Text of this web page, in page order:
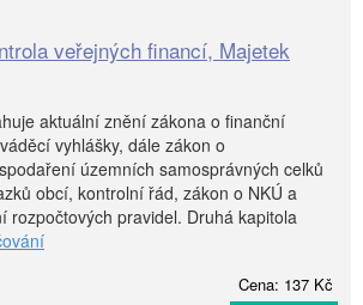
veřejných financí, Majetek
aktuální znění zákona o finanční
vyhlášky, dále zákon o
územních samosprávných celků
obcí, kontrolní řád, zákon o NKÚ a
rozpočtových pravidel. Druhá kapitola
Cena: 137 Kč